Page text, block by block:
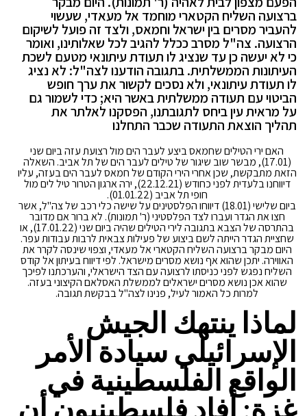
ברצועה השליח הקטארי מוחמד אל מעאדי, שעשוי
להעביר מסרים בין ישראל וחמאס, ולצד זה פועל לשיקום
הרצועה. צה"ל מסרב ככלל להגיב לכל שאלותינו, ואומר
כי לא יעשה כן עד שנציג לו תעודת עיתונאי מטעם לשכת
העיתונות הממשלתית. בתגובה הודענו לצה"ל: לא נציג
לו תעודת עיתונאי, ולא נסכים לקשור את ערך חופש
הביטוי עם תעודה ממשלתית באשר היא; כדי לשמור גם
על מראית עין ביחס לתגובתנו, הפסקנו לאלתר את
תהליך הוצאת התעודה שכבר התחלנו
האם ירי הטילים שחמאס ביצע לעבר הים מול רצועת עזה ביום שני
(17.01), מבשר שוב שיגור של טילים לעבר הים של תל אביב. השאלה
הזאת מתבקשת, שכן אחרי הירי הקודם של חמאס לעבר הים בעזה, עליו
דיווחנו בלעדית לפני כחודש (22.12.21), ירה ארגון הטרור טיל לים מול
חופי תל אביב (01.01.22).
ביום שלישי (18.01) דיווחו הפלסטינים על שישה כלי רכב של צה"ל, אשר
חצו את הגדר ועברו לצד הפלסטיני (ר' תמונות). לא ברור אם מדובר
בהתרסה של הצבא בתגובה לירי הטילים שהיה ביום שני (17.01.22), או
שחציית הגדר הייתה לשם ביצוע של פעילות צבאית לרבות עבודות עפר.
היום מבקר ברצועה השליח הקטארי אל מעאדי, וצפוי שינסה לקרר את
האווירה. יתכן שהוא אף נושא מסרים מישראל. לפי דיווח בעיתון אל קודס
השליח נפגש לפני כניסתו לרצועה עם הצד הישראלי, והערכתנו לפיכך
שהוא אכן נושא מסרים ישראלים לממשלת האסלאם הקיצוני בעזה.
למרות כל האמור לעיל, פנינו לצה"ל בבקשת תגובה.
لماذا ينتهك الجيش
الإسرائيلي سيادة الأمر
الواقع الفلسطينية في